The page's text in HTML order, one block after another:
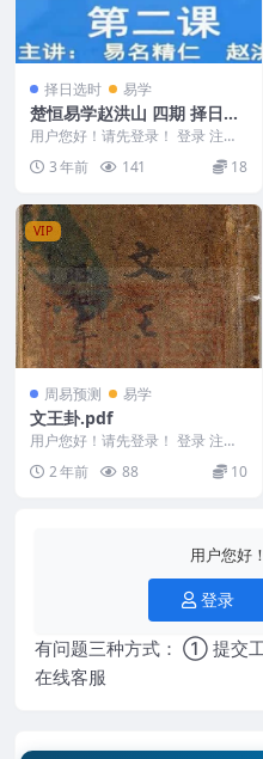
择日选时 易学
楚恒易学赵洪山 四期 择日初
级9集视频课程
用户您好！请先登录！ 登录 注册
赵洪山择日 楚恒易学 四期 择日初
级 Y230...
3 年前 141 18
VIP
周易预测 易学
文王卦.pdf
用户您好！请先登录！ 登录 注册
文王卦.pdf Y2303-072-56 &n...
2 年前 88 10
用户您好
登录
有问题三种方式： ① 提
在线客服